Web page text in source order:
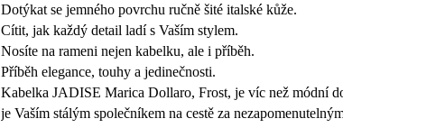
Dotýkat se jemného povrchu ručně šité italské kůže.
Cítit, jak každý detail ladí s Vaším stylem.
Nosíte na rameni nejen kabelku, ale i příběh.
Příběh elegance, touhy a jedinečnosti.
Kabelka JADISE Marica Dollaro, Frost, je víc než módní doplněk –
je Vaším stálým společníkem na cestě za nezapomenutelnými zážitky.